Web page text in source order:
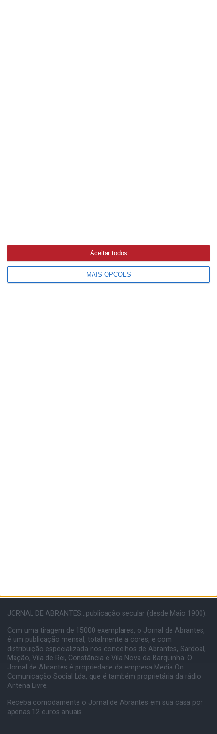
MAIS OPÇÕES
Aceitar todos
JORNAL DE ABRANTES...publicação secular (desde Maio 1900).
Com uma tiragem de 15000 exemplares, o Jornal de Abrantes,
é um publicação mensal, totalmente a cores, e com
distribuição especializada nos concelhos de Abrantes, Sardoal,
Mação, Vila de Rei, Constância e Vila Nova da Barquinha. O
Jornal de Abrantes é propriedade da empresa Media On
Comunicação Social Lda, que é também proprietária da rádio
Antena Livre.
Receba comodamente o Jornal de Abrantes em sua casa por
apenas 12 euros anuais.